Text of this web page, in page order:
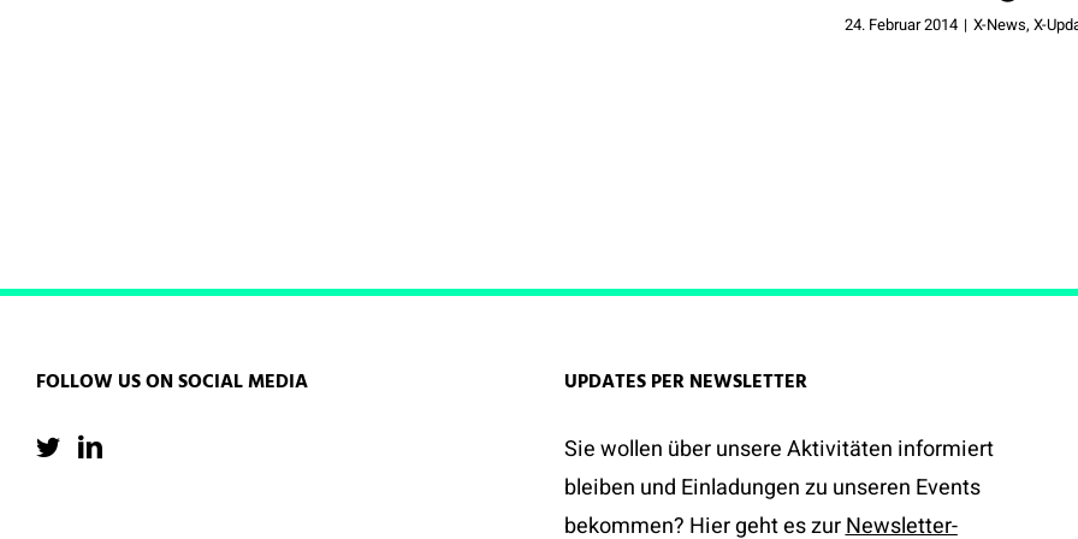
24. Februar 2014 | X-News, X-
FOLLOW US ON SOCIAL MEDIA UPDATES PER NEWSLETTER
Sie wollen über unsere Aktivitäten informiert
bleiben und Einladungen zu unseren Events
bekommen? Hier geht es zurNewsletter-